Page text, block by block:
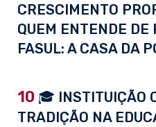
CRESCIMENTO
QUEM ENTENDE DE
FASUL: A CASA DA
10 🎓 INSTITUIÇÃO
TRADIÇÃO NA